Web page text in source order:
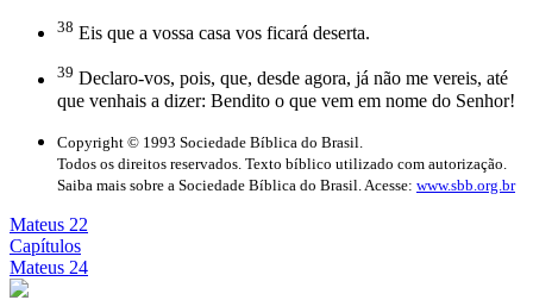
38 Eis que a vossa casa vos ficará deserta.
39 Declaro-vos, pois, que, desde agora, já não me vereis, até
que venhais a dizer: Bendito o que vem em nome do Senhor!
Copyright © 1993 Sociedade Bíblica do Brasil.
Todos os direitos reservados. Texto bíblico utilizado com autorização.
Saiba mais sobre a Sociedade Bíblica do Brasil. Acesse: www.sbb.org.br
Mateus 22
Capítulos
Mateus 24